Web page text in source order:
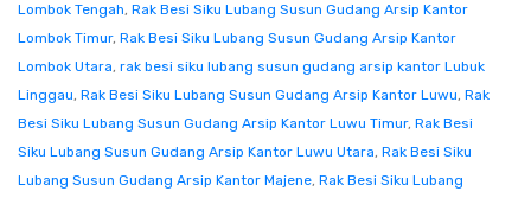
Lombok Tengah, Rak Besi Siku Lubang Susun Gudang Arsip Kantor
Lombok Timur, Rak Besi Siku Lubang Susun Gudang Arsip Kantor
Lombok Utara, rak besi siku lubang susun gudang arsip kantor Lubuk
Linggau, Rak Besi Siku Lubang Susun Gudang Arsip Kantor Luwu, Rak
Besi Siku Lubang Susun Gudang Arsip Kantor Luwu Timur, Rak Besi
Siku Lubang Susun Gudang Arsip Kantor Luwu Utara, Rak Besi Siku
Lubang Susun Gudang Arsip Kantor Majene, Rak Besi Siku Lubang